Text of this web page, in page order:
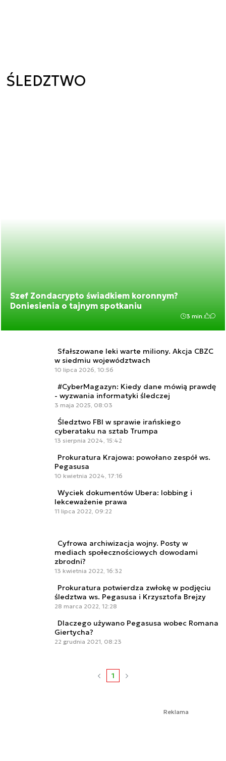
ŚLEDZTWO
Szef Zondacrypto świadkiem koronnym?
Doniesienia o tajnym spotkaniu
3 min.
Sfałszowane leki warte miliony. Akcja CBZC
w siedmiu województwach
10 lipca 2026, 10:56
#CyberMagazyn: Kiedy dane mówią prawdę
- wyzwania informatyki śledczej
3 maja 2025, 08:03
Śledztwo FBI w sprawie irańskiego
cyberataku na sztab Trumpa
13 sierpnia 2024, 15:42
Prokuratura Krajowa: powołano zespół ws.
Pegasusa
10 kwietnia 2024, 17:16
Wyciek dokumentów Ubera: lobbing i
lekceważenie prawa
11 lipca 2022, 09:22
Cyfrowa archiwizacja wojny. Posty w
mediach społecznościowych dowodami
zbrodni?
13 kwietnia 2022, 16:32
Prokuratura potwierdza zwłokę w podjęciu
śledztwa ws. Pegasusa i Krzysztofa Brejzy
28 marca 2022, 12:28
Dlaczego używano Pegasusa wobec Romana
Giertycha?
22 grudnia 2021, 08:23
1
Reklama